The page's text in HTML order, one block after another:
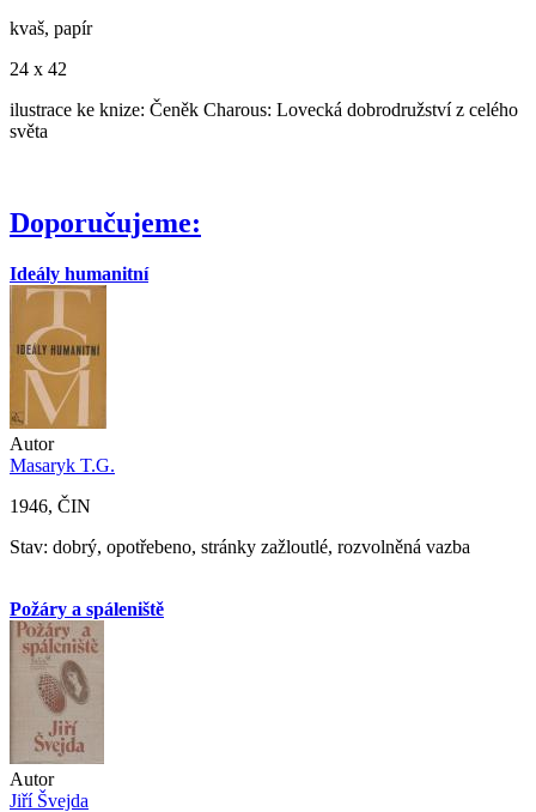
kvaš, papír
24 x 42
ilustrace ke knize: Čeněk Charous: Lovecká dobrodružství z celého
světa
Doporučujeme:
Ideály humanitní
Autor
Masaryk T.G.
1946, ČIN
Stav: dobrý, opotřebeno, stránky zažloutlé, rozvolněná vazba
Požáry a spáleniště
Autor
Jiří Švejda